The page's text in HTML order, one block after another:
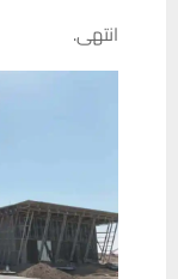
انتهى.